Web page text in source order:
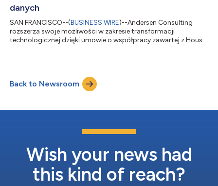
danych
SAN FRANCISCO--(BUSINESS WIRE)--Andersen Consulting
rozszerza swoje możliwości w zakresie transformacji
technologicznej dzięki umowie o współpracy zawartej z House
inteligencji typu agentowego. Założona w 2001 roku firma
House of Code opracowuje rozwiązania informatyczne i
świadczy usługi doradcze dla sektorów handlu energią oraz...
Back to Newsroom
Wish your news had
this kind of reach?